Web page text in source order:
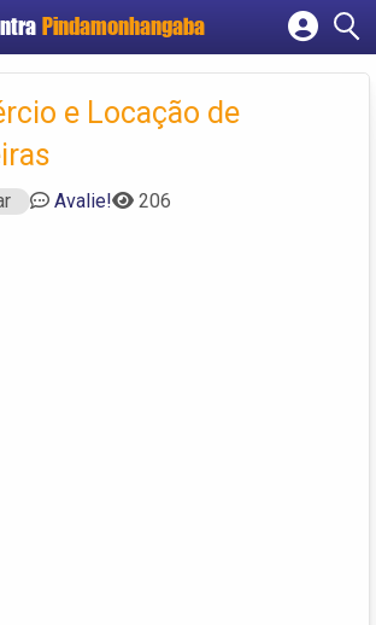
Pindamonhangaba
Cadastrar empresa
Criar conta
e Locação de
Avalie! 206